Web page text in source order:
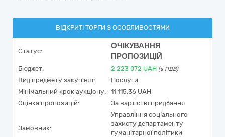
ВІДКРИТІ ТОРГИ З ОСОБЛИВОСТЯМИ
Статус:
ОЧІКУВАННЯ
ПРОПОЗИЦІЙ
Бюджет: 2 223 072 UAH (з ПДВ)
Вид предмету закупівлі:
Послуги
Мінімальний крок аукціону:
11 115,36 UAH
Оцінка пропозицій:
За вартістю придбання
Замовник:
Управління соціального
захисту департаменту
гуманітарної політики